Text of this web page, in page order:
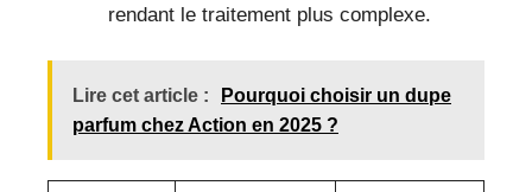
rendant le traitement plus complexe.
Lire cet article :
Pourquoi choisir un dupe
parfum chez Action en 2025 ?